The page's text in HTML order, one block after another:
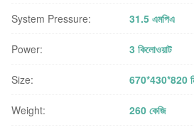
System Pressure: 31.5 এমপিএ
Power: 3 কিলোওয়াট
Size: 670*430*820
Weight: 260 কেজি